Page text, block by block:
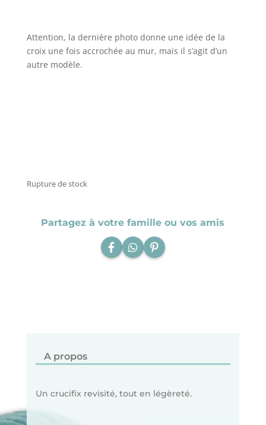
Attention, la dernière photo donne une idée de la
croix une fois accrochée au mur, mais il s’agit d’un
autre modèle.
Rupture de stock
Partagez à votre famille ou vos amis
A propos
Un crucifix revisité, tout en légèreté.